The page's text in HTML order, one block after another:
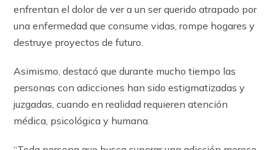
enfrentan el dolor de ver a un ser querido atrapado por
una enfermedad que consume vidas, rompe hogares y
destruye proyectos de futuro.
Asimismo, destacó que durante mucho tiempo las
personas con adicciones han sido estigmatizadas y
juzgadas, cuando en realidad requieren atención
médica, psicológica y humana.